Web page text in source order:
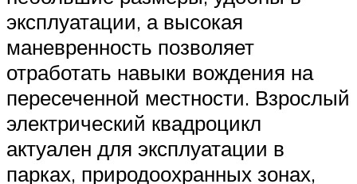
эксплуатации, а высокая
маневренность позволяет
отработать навыки вождения на
пересеченной местности. Взрослый
электрический квадроцикл
актуален для эксплуатации в
парках, природоохранных зонах,